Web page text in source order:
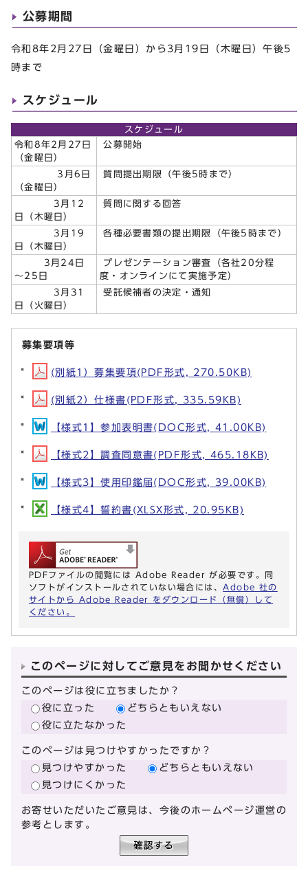
公募期間
令和8年2月27日（金曜日）から3月19日（木曜日）午後5
時まで
スケジュール
スケジュール
令和8年2月27日
（金曜日）
公募開始
3月6日
（金曜日）
質問提出期限（午後5時まで）
3月12
日（木曜日）
質問に関する回答
3月19
日（木曜日）
各種必要書類の提出期限（午後5時まで）
3月24日
～25日
プレゼンテーション審査（各社20分程
度・オンラインにて実施予定）
3月31
日（火曜日）
受託候補者の決定・通知
募集要項等
(別紙1）募集要項(PDF形式, 270.50KB)
(別紙2）仕様書(PDF形式, 335.59KB)
【様式1】参加表明書(DOC形式, 41.00KB)
【様式2】調査同意書(PDF形式, 465.18KB)
【様式3】使用印鑑届(DOC形式, 39.00KB)
【様式4】誓約書(XLSX形式, 20.95KB)
PDFファイルの閲覧には Adobe Reader が必要です。同
ソフトがインストールされていない場合には、 Adobe 社の
サイトから Adobe Reader をダウンロード（無償）して
ください。
このページに対してご意見をお聞かせください
このページは役に立ちましたか？
役に立った
どちらともいえない
役に立たなかった
このページは見つけやすかったですか？
見つけやすかった
どちらともいえない
見つけにくかった
お寄せいただいたご意見は、今後のホームページ運営の
参考とします。